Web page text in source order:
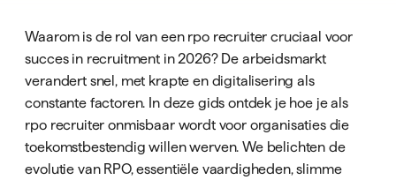
Waarom is de rol van een rpo recruiter cruciaal voor
succes in recruitment in 2026? De arbeidsmarkt
verandert snel, met krapte en digitalisering als
constante factoren. In deze gids ontdek je hoe je als
rpo recruiter onmisbaar wordt voor organisaties die
toekomstbestendig willen werven. We belichten de
evolutie van RPO, essentiële vaardigheden, slimme